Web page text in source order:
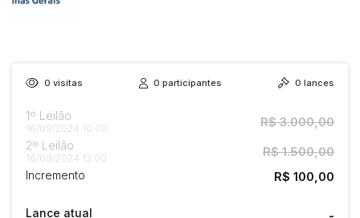
0 visitas 0 participantes 0 lances
1º Leilão
16/09/2024 10:00 R$ 3.000,00
2º Leilão
16/09/2024 13:00 R$ 1.500,00
Incremento R$ 100,00
Lance atual